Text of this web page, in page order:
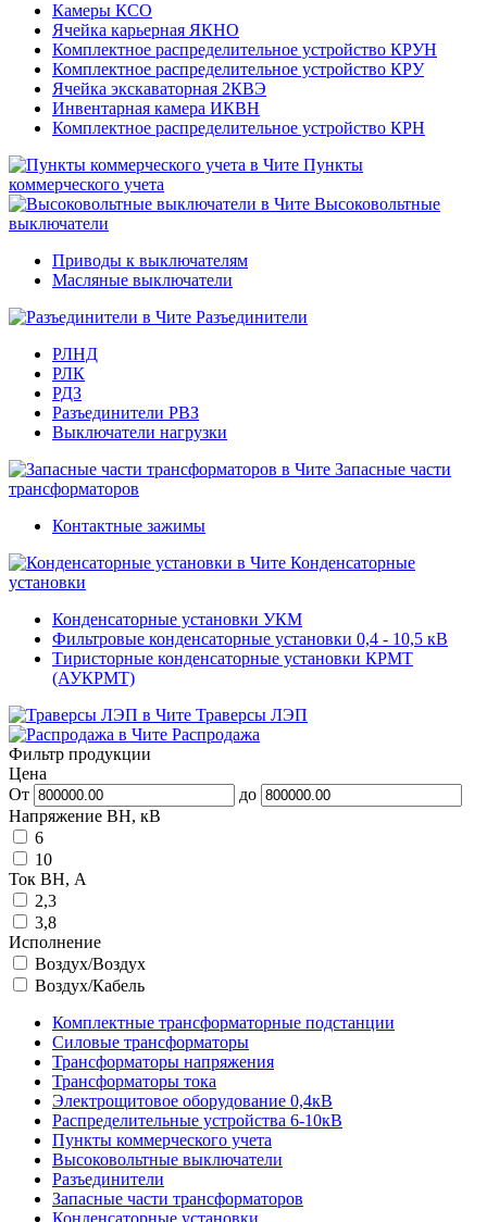
Камеры КСО
Ячейка карьерная ЯКНО
Комплектное распределительное устройство КРУН
Комплектное распределительное устройство КРУ
Ячейка экскаваторная 2КВЭ
Инвентарная камера ИКВН
Комплектное распределительное устройство КРН
Пункты
коммерческого учета
Высоковольтные
выключатели
Приводы к выключателям
Масляные выключатели
Разъединители
РЛНД
РЛК
РДЗ
Разъединители РВЗ
Выключатели нагрузки
Запасные части
трансформаторов
Контактные зажимы
Конденсаторные
установки
Конденсаторные установки УКМ
Фильтровые конденсаторные установки 0,4 - 10,5 кВ
Тиристорные конденсаторные установки КРМТ
(АУКРМТ)
Траверсы ЛЭП
Распродажа
Фильтр продукции
Цена
От
до
Напряжение ВН, кВ
6
10
Ток ВН, А
2,3
3,8
Исполнение
Воздух/Воздух
Воздух/Кабель
Комплектные трансформаторные подстанции
Силовые трансформаторы
Трансформаторы напряжения
Трансформаторы тока
Электрощитовое оборудование 0,4кВ
Распределительные устройства 6-10кВ
Пункты коммерческого учета
Высоковольтные выключатели
Разъединители
Запасные части трансформаторов
Конденсаторные установки